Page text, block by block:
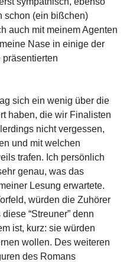
schon (ein bißchen)
auch mit meinem Agenten
Nase in einige der
präsentierten
sich ein wenig über die
haben, die wir Finalisten
nicht vergessen,
und mit welchen
trafen. Ich persönlich
genau, was das
Lesung erwartete.
würden die Zuhörer
“Streuner” denn
ist, kurz: sie würden
wollen. Des weiteren
des Romans